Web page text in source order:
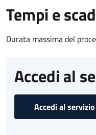
Tempi e
Durata massima del
Accedi al
Accedi al servizio